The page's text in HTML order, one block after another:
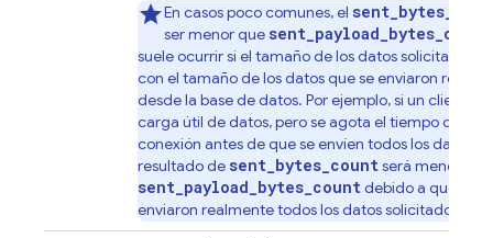
En casos poco comunes, el
ser menor que sent_payload_bytes_count
suele ocurrir si el tamaño de los datos solicitados
con el tamaño de los datos que se enviaron
desde la base de datos. Por ejemplo, si un cliente
carga útil de datos, pero se agota el tiempo de
conexión antes de que se envíen todos los datos, el
resultado de sent_bytes_countserá menor que
sent_payload_bytes_countdebido a que no
enviaron realmente todos los datos solicitados.